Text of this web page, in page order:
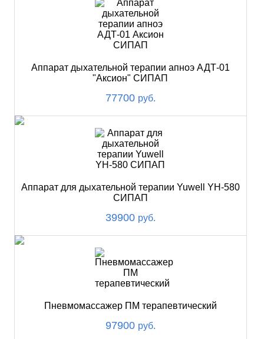
Аппарат дыхательной терапии апноэ АДТ-01
"Аксион" СИПАП
77700 руб.
Аппарат для дыхательной терапии Yuwell YH-580
СИПАП
39900 руб.
Пневмомассажер ПМ терапевтический
97900 руб.